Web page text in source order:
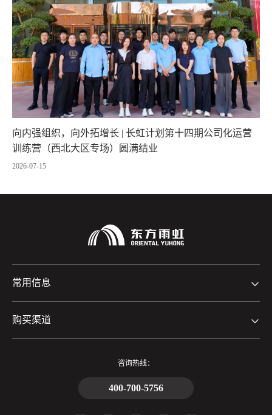
向内强组织，向外拓增长 | 长虹计划第十四期公司化运营
训练营（西北大区专场）圆满结业
2026-07-15
常用信息
购买渠道
咨询热线：
400-700-5756